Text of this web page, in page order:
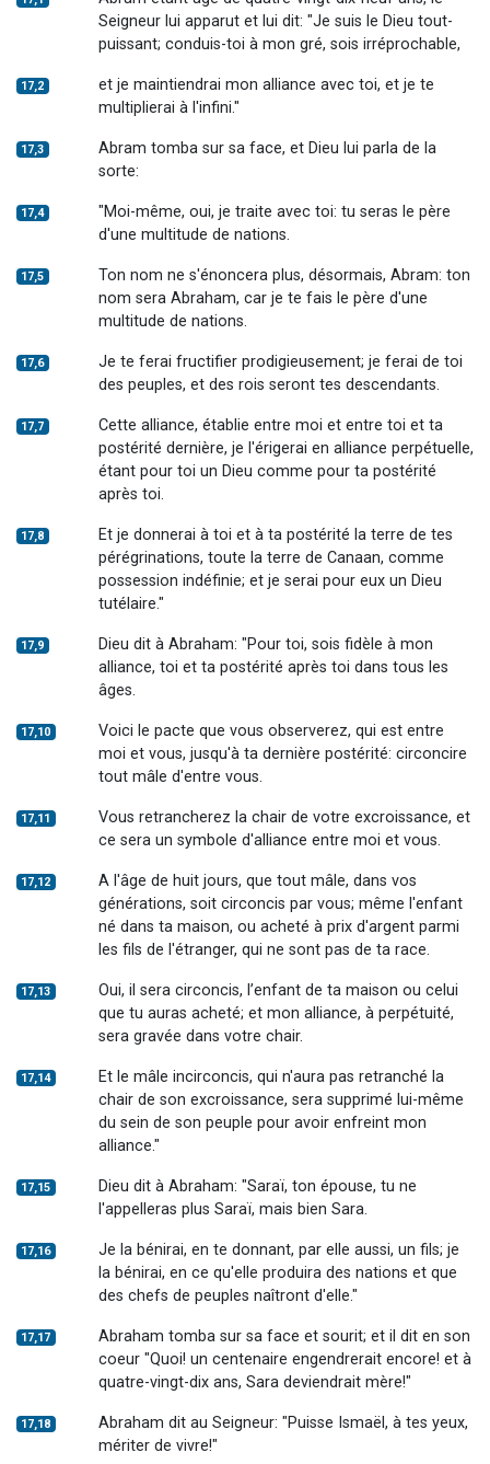
Seigneur lui apparut et lui dit: "Je suis le Dieu tout-
puissant; conduis-toi à mon gré, sois irréprochable,
17,2
et je maintiendrai mon alliance avec toi, et je te
multiplierai à l'infini."
17,3
Abram tomba sur sa face, et Dieu lui parla de la
sorte:
17,4
"Moi-même, oui, je traite avec toi: tu seras le père
d'une multitude de nations.
17,5
Ton nom ne s'énoncera plus, désormais, Abram: ton
nom sera Abraham, car je te fais le père d'une
multitude de nations.
17,6
Je te ferai fructifier prodigieusement; je ferai de toi
des peuples, et des rois seront tes descendants.
17,7
Cette alliance, établie entre moi et entre toi et ta
postérité dernière, je l'érigerai en alliance perpétuelle,
étant pour toi un Dieu comme pour ta postérité
après toi.
17,8
Et je donnerai à toi et à ta postérité la terre de tes
pérégrinations, toute la terre de Canaan, comme
possession indéfinie; et je serai pour eux un Dieu
tutélaire."
17,9
Dieu dit à Abraham: "Pour toi, sois fidèle à mon
alliance, toi et ta postérité après toi dans tous les
âges.
17,10
Voici le pacte que vous observerez, qui est entre
moi et vous, jusqu'à ta dernière postérité: circoncire
tout mâle d'entre vous.
17,11
Vous retrancherez la chair de votre excroissance, et
ce sera un symbole d'alliance entre moi et vous.
17,12
A l'âge de huit jours, que tout mâle, dans vos
générations, soit circoncis par vous; même l'enfant
né dans ta maison, ou acheté à prix d'argent parmi
les fils de l'étranger, qui ne sont pas de ta race.
17,13
Oui, il sera circoncis, l’enfant de ta maison ou celui
que tu auras acheté; et mon alliance, à perpétuité,
sera gravée dans votre chair.
17,14
Et le mâle incirconcis, qui n'aura pas retranché la
chair de son excroissance, sera supprimé lui-même
du sein de son peuple pour avoir enfreint mon
alliance."
17,15
Dieu dit à Abraham: "Saraï, ton épouse, tu ne
l'appelleras plus Saraï, mais bien Sara.
17,16
Je la bénirai, en te donnant, par elle aussi, un fils; je
la bénirai, en ce qu'elle produira des nations et que
des chefs de peuples naîtront d'elle."
17,17
Abraham tomba sur sa face et sourit; et il dit en son
coeur "Quoi! un centenaire engendrerait encore! et à
quatre-vingt-dix ans, Sara deviendrait mère!"
17,18
Abraham dit au Seigneur: "Puisse Ismaël, à tes yeux,
mériter de vivre!"